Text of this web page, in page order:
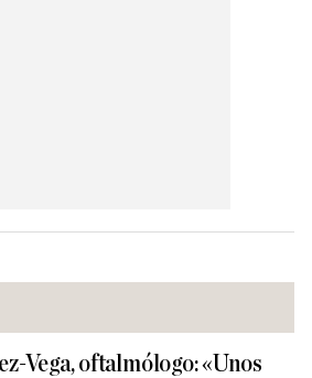
Vega, oftalmólogo: «Unos